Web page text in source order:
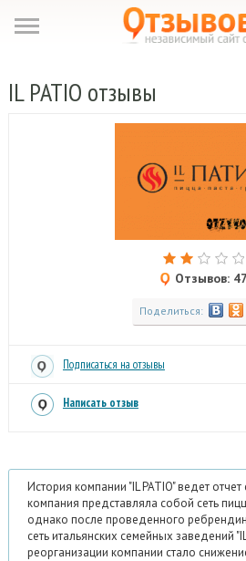
ILPATIO отзывы
Отзывов: 47
Поделиться:
Подписаться на отзывы
Написать отзыв
История компании "IL PATIO" ведет
компания представляла собой сеть
однако после проведенного
сеть итальянских семейных заведений
реорганизации компании стало